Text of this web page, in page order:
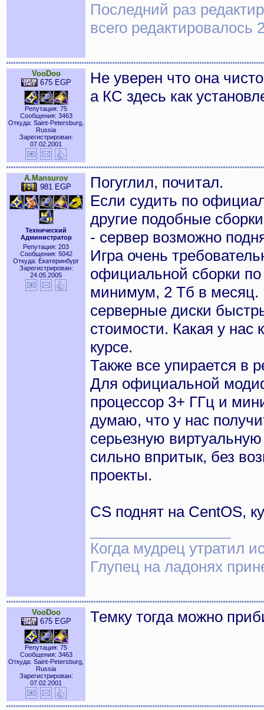
Последний раз
всего редактировалось
VooDoo
675 EGP
Репутация: 75
Сообщения: 3463
Откуда: Saint-Petersburg,
Russia
Зарегистрирован:
07.02.2001
Не уверен что она
а КС здесь как
A.Mansurov
981 EGP
Технический
Администратор
Репутация: 203
Сообщения: 5042
Откуда: Екатеринбург
Зарегистрирован:
24.05.2005
Погуглил, почитал.
Если судить по
другие подобные
- сервер возможно
Игра очень
официальной сборки
минимум, 2 Тб в месяц.
серверные диски
стоимости. Какая у нас
курсе.
Также все упирается в
Для официальной
процессор 3+ ГГц и
думаю, что у нас
серьезную
сильно впритык, без
проекты.
CS поднят на CentOS,
Когда мудрец утратил
Глупец на ладонях
VooDoo
675 EGP
Репутация: 75
Сообщения: 3463
Откуда: Saint-Petersburg,
Russia
Зарегистрирован:
07.02.2001
Темку тогда можно